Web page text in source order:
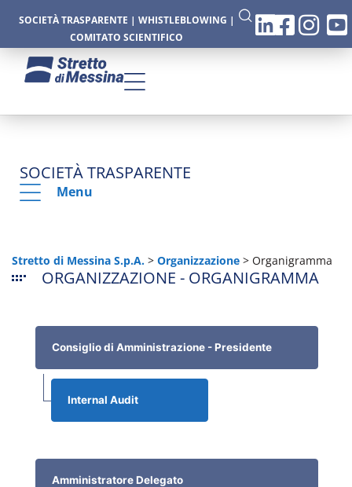
SOCIETÀ TRASPARENTE | WHISTLEBLOWING |
COMITATO SCIENTIFICO
SOCIETÀ TRASPARENTE
Menu
Stretto di Messina S.p.A. > Organizzazione > Organigramma
ORGANIZZAZIONE - ORGANIGRAMMA
Consiglio di Amministrazione - Presidente
Internal Audit
Amministratore Delegato